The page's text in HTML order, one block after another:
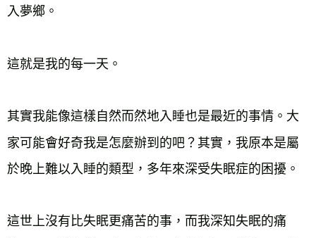
入夢鄉。
這就是我的每一天。
其實我能像這樣自然而然地入睡也是最近的事情。大
家可能會好奇我是怎麼辦到的吧？其實，我原本是屬
於晚上難以入睡的類型，多年來深受失眠症的困擾。
這世上沒有比失眠更痛苦的事，而我深知失眠的痛